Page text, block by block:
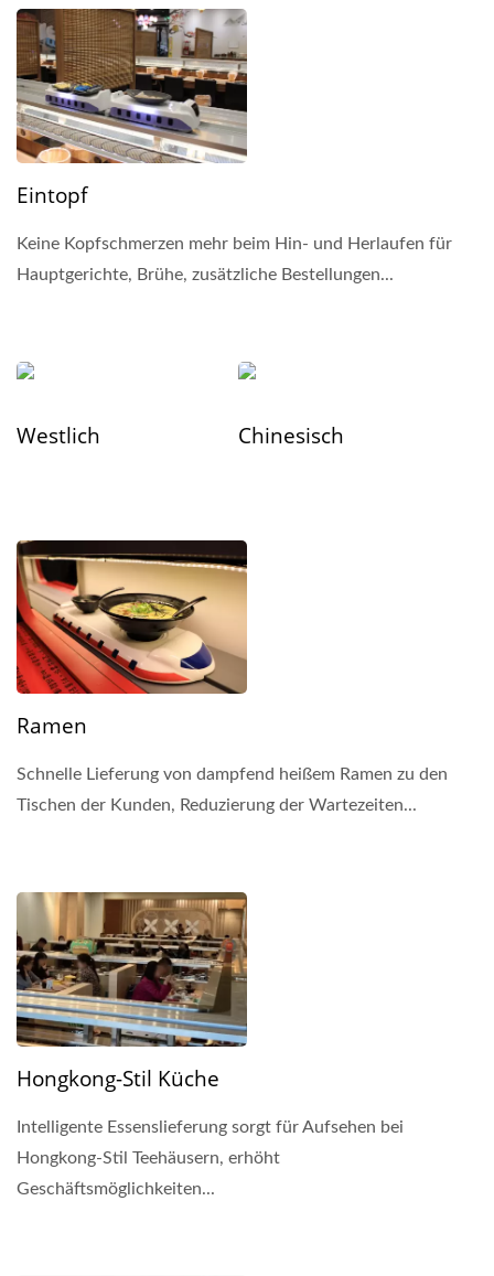
Eintopf
Keine Kopfschmerzen mehr beim Hin- und Herlaufen für
Hauptgerichte, Brühe, zusätzliche Bestellungen...
Westlich Chinesisch
Ramen
Schnelle Lieferung von dampfend heißem Ramen zu den
Tischen der Kunden, Reduzierung der Wartezeiten...
Hongkong-Stil Küche
Intelligente Essenslieferung sorgt für Aufsehen bei
Hongkong-Stil Teehäusern, erhöht
Geschäftsmöglichkeiten...